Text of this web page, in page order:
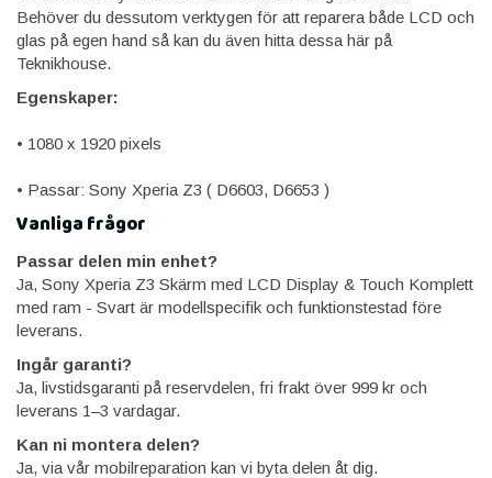
Behöver du dessutom verktygen för att reparera både LCD och
glas på egen hand så kan du även hitta dessa här på
Teknikhouse.
Egenskaper:
• 1080 x 1920 pixels
• Passar: Sony Xperia Z3 ( D6603, D6653 )
Vanliga frågor
Passar delen min enhet?
Ja, Sony Xperia Z3 Skärm med LCD Display & Touch Komplett
med ram - Svart är modellspecifik och funktionstestad före
leverans.
Ingår garanti?
Ja, livstidsgaranti på reservdelen, fri frakt över 999 kr och
leverans 1–3 vardagar.
Kan ni montera delen?
Ja, via vår mobilreparation kan vi byta delen åt dig.